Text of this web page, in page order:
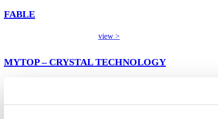
FABLE
view >
MYTOP – CRYSTAL TECHNOLOGY